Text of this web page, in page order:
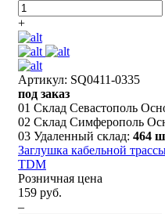
+
Артикул: SQ0411-0335
под заказ
01 Склад Севастополь
02 Склад Симферополь
03 Удаленный склад: 464
Заглушка кабельной
TDM
Розничная цена
159 руб.
–